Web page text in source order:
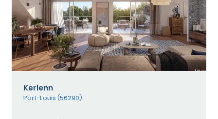
Kerlenn
Port-Louis (56290)